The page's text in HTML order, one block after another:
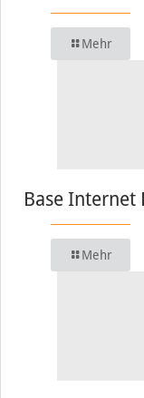
Mehr
Base Internet
Mehr